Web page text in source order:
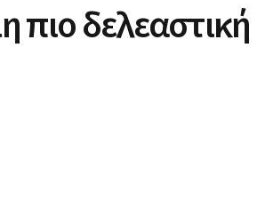
πιο δελεαστική